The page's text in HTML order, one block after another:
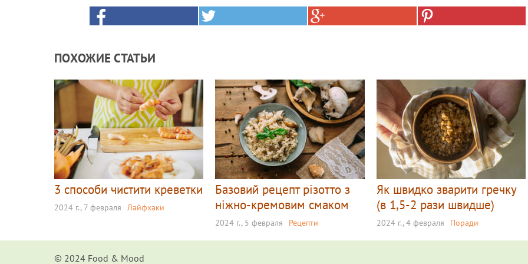
ПОХОЖИЕ СТАТЬИ
3 способи чистити креветки
2024 г., 7 февраля Лайфхаки
Базовий рецепт різотто з
ніжно-кремовим смаком
2024 г., 5 февраля Рецепти
Як швидко зварити гречку
(в 1,5-2 рази швидше)
2024 г., 4 февраля Поради
© 2024 Food & Мood